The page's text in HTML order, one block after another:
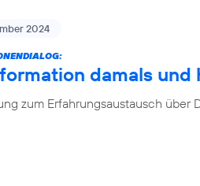
2024
damals
zum Erfahrungsaustausch über